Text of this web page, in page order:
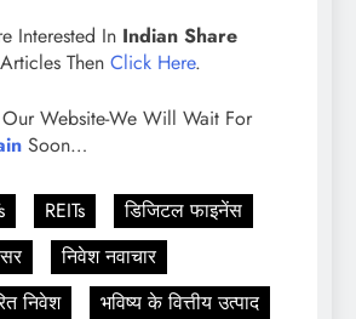
Interested In Indian Share
Articles Then Click Here.
Our Website-We Will Wait For
Soon…
REITs
डिजिटल फाइनेंस
निवेश नवाचार
निवेश
भविष्य के वित्तीय उत्पाद